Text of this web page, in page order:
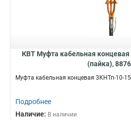
КВТ Муфта кабельная
(пайка),
Муфта кабельная концевая 3КНТп-10-
Подробнее
Наличие: В наличии